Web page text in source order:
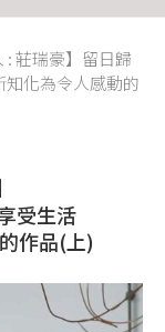
: 莊瑞豪】留日歸
化為令人感動的
受生活
作品(上)